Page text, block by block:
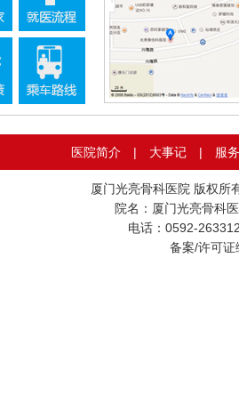
医院简介 | 大事记 | 服
厦门光亮骨科医院 版权
院名：厦门光亮骨
电话：0592-
备案/许可